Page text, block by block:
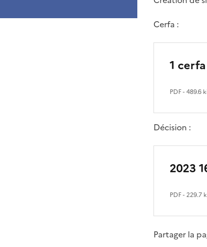
Cerfa :
1
PDF- 489.6
Décision :
2023
PDF- 229.7
Partager la